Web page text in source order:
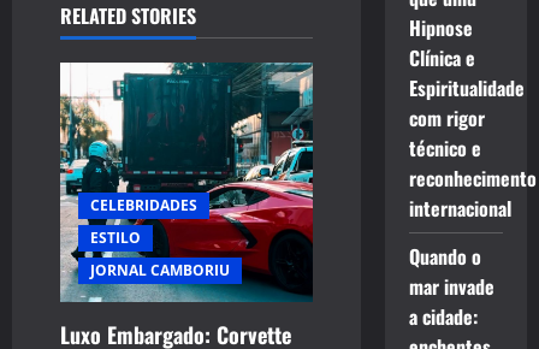
a
v
i
g
a
t
i
RELATED STORIES
CELEBRIDADES
ESTILO
JORNAL CAMBORIU
Luxo Embargado: Corvette
Hipnose
Clínica e
Espiritualidade
com rigor
técnico e
reconhecimento
internacional
Quando o
mar invade
a cidade: